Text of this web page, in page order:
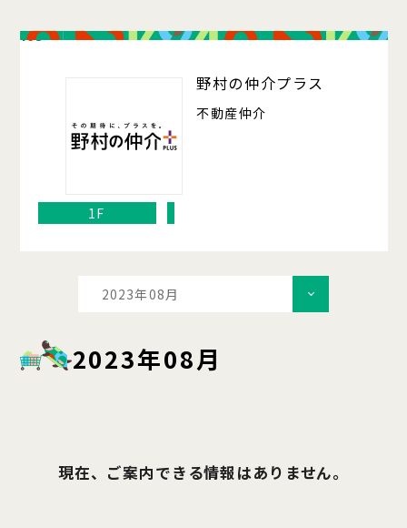
103
野村の仲介プラス
不動産仲介
1F
2023年08月
2023年08月
現在、ご案内できる情報はありません。